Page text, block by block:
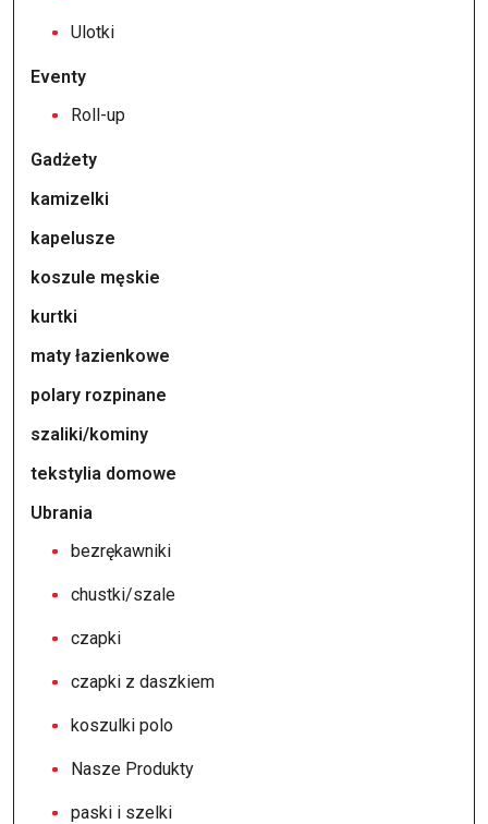
Ulotki
Eventy
Roll-up
Gadżety
kamizelki
kapelusze
koszule męskie
kurtki
maty łazienkowe
polary rozpinane
szaliki/kominy
tekstylia domowe
Ubrania
bezrękawniki
chustki/szale
czapki
czapki z daszkiem
koszulki polo
Nasze Produkty
paski i szelki